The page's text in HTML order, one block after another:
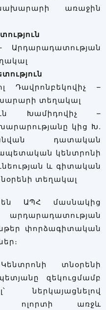
առաջին
Դավրոնբեկովիչ –
տեղակալ
Խամիդովիչ –
կից Խ.
անվան դատական
կենտրոնի
և գիտական
տեղակալ
ԱՊՀ մասնակից
փորձագիտական
տնօրենի
զեկուցմամբ
ոլորտի առջև